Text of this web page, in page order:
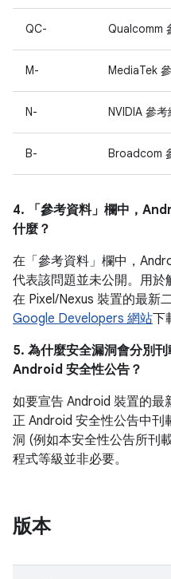
QC- Qualcomm
M- MediaTek
N- NVIDIA 參
B- Broadcom
4. 「參考資料」 欄中，
什麼？
在「參考資料」 欄中，
代表該問題並未公開。用
在 Pixel/Nexus 裝置的最新
Google Developers 網站下
5. 為什麼安全漏洞會分別
Android 安全性公告？
如要宣告 Android 裝置的最
正 Android 安全性公告中
洞 (例如本安全性公告所刊
程式等級並非必要。
版本